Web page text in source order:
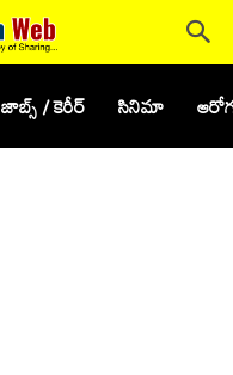
జాబ్స్ / కెరీర్ సినిమా